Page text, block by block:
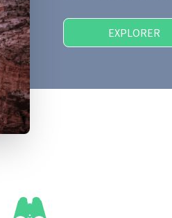
EXPLORER